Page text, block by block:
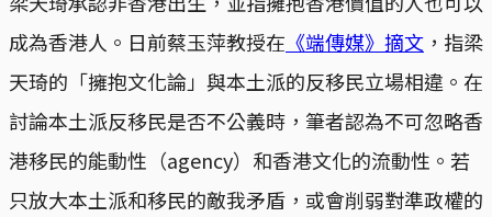
成為香港人。日前蔡玉萍教授在 《端傳媒》摘文 ，指梁
天琦的「擁抱文化論」與本土派的反移民立場相違。在
討論本土派反移民是否不公義時，筆者認為不可忽略香
港移民的能動性（agency）和香港文化的流動性。若
只放大本土派和移民的敵我矛盾，或會削弱對準政權的